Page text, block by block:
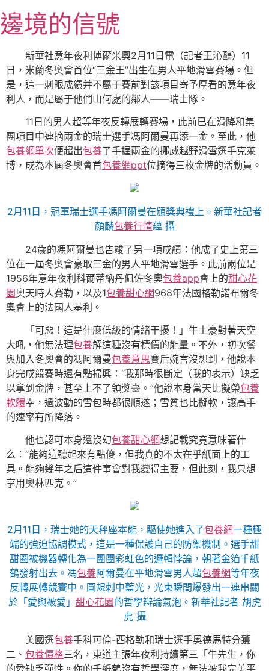
至
主
內
容
邊境的信號
新華社意年夜利博爾米奧2月11日電（記者王沁鷗）11
日，米蘭冬奧會首位“三金王”出生在男人平地滑雪賽場。但
是，這一刺眼成績并不屬于賽前對該項目寄予厚看的意年夜
利人，而是屬于他們山何處的鄰人——瑞士隊。
11日的男人超等年夜反轉展轉賽場，此前已在滑降和集
團項目中連摘兩金的瑞士選手馮阿爾曼再添一金。至此，他
包養網單次便超出包養了手握兩金的挪威越野滑雪選手克萊
博，成為本屆冬奧會首包養網ppt位摘得三枚金牌的活動員。
2月11日，冠軍瑞士選手馮阿爾曼在頒獎典禮上。新華社記者
顏麟包養行情蘊 攝
24歲的馮阿爾曼也告竣了另一項成績：他成了史上第三
位在一屆冬奧會豪取三金的男人平地滑雪選手。此前兩位是
1956年意年夜利科爾蒂納丹佩佐冬奧包養app會上的甜心花
園奧天時人賽勒，以及1包養甜心網968年法國格勒諾布爾冬
奧會上的法國人基利。
「可惡！這是什麼低級的情緒干擾！」牛土豪對著天空
大吼，他無法理包養解這種沒有標價的能量。不外，初次餐
與加入冬奧會的馮阿爾曼包養意思賽后婉言沒想到，他說本
身完成競賽時還有點掃興：“我那時很斷定（我的表示）缺乏
以拿到金牌，甚至上不了領獎臺。”他說本身當天比擬榮包養
軟體幸，過波動的雪包時都很順遂；雪質也比擬軟，讓高手
的速率有所降落。
他也認可本身還沒幻包養甜心網想記載究竟意味著什
么：“能夠這聽起來有點傻，但我真的不太在乎紙面上的工
具。能夠幾年之后這件事會對我變得主要，但此刻，我只想
享用奧林匹克。”
2月11日，瑞士她的天秤座本能，驅使她進入了包養網一種極
端的強迫協調模式，這是一種保護自己的防禦機制。選手甜
甜圈被機器轉化為一團團彩虹色的邏輯悖論，朝著金箔千紙
鶴發射出去。馮包養阿爾曼在平地滑雪男人超包養網等年夜
反轉展轉競賽中。圓規刺中藍光，光束瞬間爆發出一連串關
於「愛與被愛」 甜心花園的哲學辯論氣泡。新華社記者 胡虎
虎 攝
美國選包養手科可倫-西格勒和瑞士選手奧德馬特分獲
二、 包養價格三名，東道主張年夜利持續第三「牛先生，你
的愛缺乏彈性。你的千紙鶴沒有哲學深度，無法被我完美平